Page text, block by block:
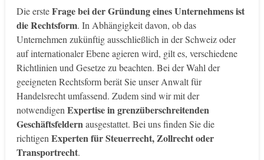
Die ersteFrage bei der Gründung eines Unternehmens ist
die Rechtsform. In Abhängigkeit davon, ob das
Unternehmen zukünftig ausschließlich in der Schweiz oder
auf internationaler Ebene agieren wird, gilt es, verschiedene
Richtlinien und Gesetze zu beachten. Bei der Wahl der
geeigneten Rechtsform berät Sie unser Anwalt für
Handelsrecht umfassend. Zudem sind wir mit der
notwendigen Expertise in grenzüberschreitenden
Geschäftsfeldernausgestattet. Bei uns finden Sie die
richtigen Experten für Steuerrecht, Zollrecht oder
Transportrecht.